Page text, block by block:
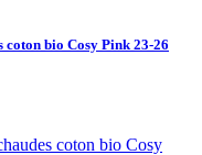
coton bio Cosy Pink 23-26